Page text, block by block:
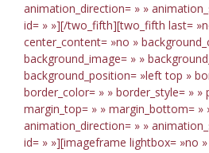
animation_direction= » »
id= » »][/two_fifth][two_fifth last=
center_content= »no »
background_image= » »
background_position= »left top »
border_color= » » border_style= » »
margin_top= » » margin_bottom= »
animation_direction= » »
id= » »][imageframe lightbox= »no